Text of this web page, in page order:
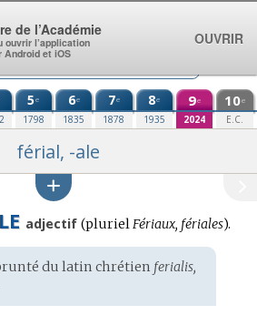
5e
1798
6e
1835
7e
1878
8e
1935
9e
2024
10e
E.C.
férial, -ale
adjectif (plurielFériaux, fériales).
du latin chrétien ferialis,
de l’Académie
ouvrir l’application
Android et iOS
OUVRIR